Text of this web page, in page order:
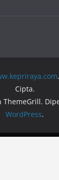
Cipta.
ThemeGrill.
WordPress.